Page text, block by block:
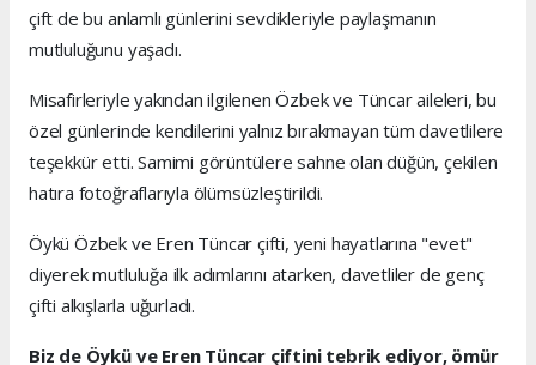
çift de bu anlamlı günlerini sevdikleriyle paylaşmanın
mutluluğunu yaşadı.
Misafirleriyle yakından ilgilenen Özbek ve Tüncar aileleri, bu
özel günlerinde kendilerini yalnız bırakmayan tüm davetlilere
teşekkür etti. Samimi görüntülere sahne olan düğün, çekilen
hatıra fotoğraflarıyla ölümsüzleştirildi.
Öykü Özbek ve Eren Tüncar çifti, yeni hayatlarına "evet"
diyerek mutluluğa ilk adımlarını atarken, davetliler de genç
çifti alkışlarla uğurladı.
Biz de Öykü ve Eren Tüncar çiftini tebrik ediyor, ömür